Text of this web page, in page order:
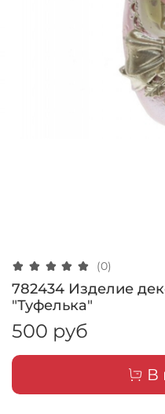
(0)
782434 Изделие
"Туфелька"
500 руб
В